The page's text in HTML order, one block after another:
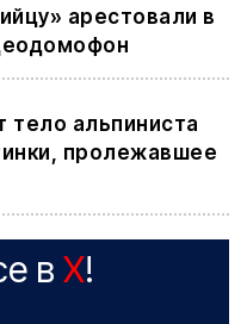
арестовали в
тело альпиниста
пролежавшее
в X!